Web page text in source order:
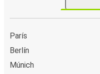
París
Berlín
Múnich